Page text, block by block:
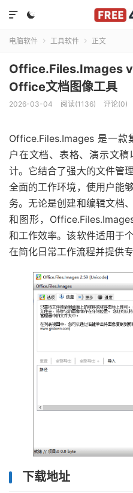


电脑软件  工具软件  正文
Office.Files.Images
Office文档图像工具
2026-03-04 阅读(1136) 评论(0)
Office.Files.Images 是一款
户在文档、表格、演示文
计。它结合了强大的文件管
全面的工作环境，使用户能
务。无论是创建和编辑文档
和图形，
和工作效率。该软件适用于
在简化日常工作流程并提供
下载地址